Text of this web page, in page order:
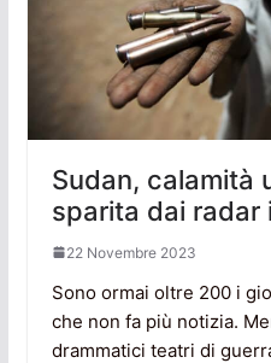
Sudan, calamità
sparita dai radar
22 Novembre 2023
Sono ormai oltre 200 i
che non fa più notizia.
drammatici teatri di